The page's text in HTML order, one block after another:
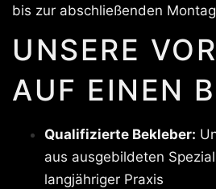
bis zur abschließenden
UNSERE
AUF EINEN
Qualifizierte Bekleber:
aus ausgebildeten
langjähriger Praxis